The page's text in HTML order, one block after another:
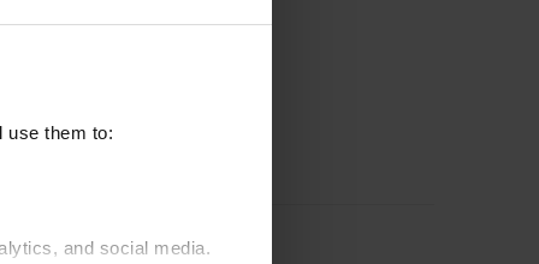
use them to:
and social media.